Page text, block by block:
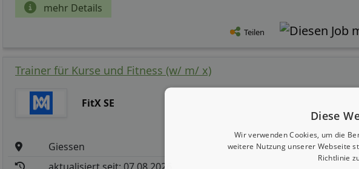
mehr Details
Teilen
Trainer für Kurse und Fitness (w/ m/ x)
FitX SE
Giessen
Diese
Wir verwenden Cookies, um die
weitere Nutzung unserer Webseite
Richtlinie